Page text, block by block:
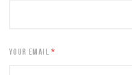
YOUR EMAIL*